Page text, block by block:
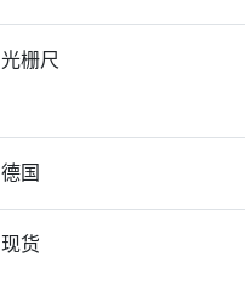
光栅尺
德国
现货